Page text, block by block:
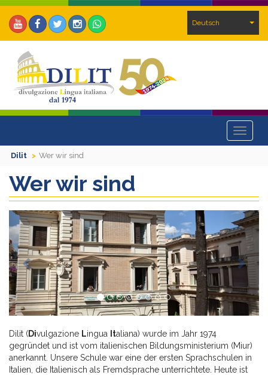
Deutsch
Toggle
Dilit
Wer wir sind
Wer wir sind
Previous Next
Dilit (Divulgazione Lingua Italiana) wurde im Jahr 1974
gegründet und ist vom italienischen Bildungsministerium (Miur)
anerkannt. Unsere Schule war eine der ersten Sprachschulen in
Italien, die Italienisch als Fremdsprache unterrichtete. Heute ist